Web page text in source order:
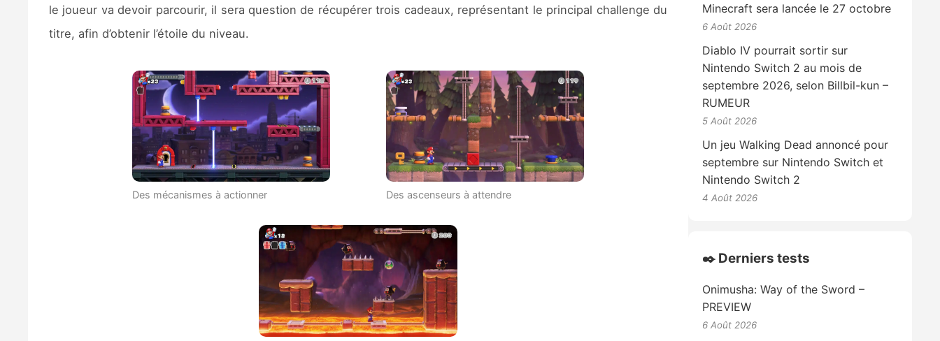
le joueur va devoir parcourir, il sera question de récupérer trois cadeaux, représentant le principal challenge du
titre, afin d’obtenir l’étoile du niveau.
Des mécanismes à actionner Des ascenseurs à attendre
Minecraft sera lancée le 27 octobre
6 Août 2026
Diablo IV pourrait sortir sur
Nintendo Switch 2 au mois de
septembre 2026, selon Billbil-kun –
RUMEUR
5 Août 2026
Un jeu Walking Dead annoncé pour
septembre sur Nintendo Switch et
Nintendo Switch 2
4 Août 2026
✒️ Derniers tests
Onimusha: Way of the Sword –
PREVIEW
6 Août 2026